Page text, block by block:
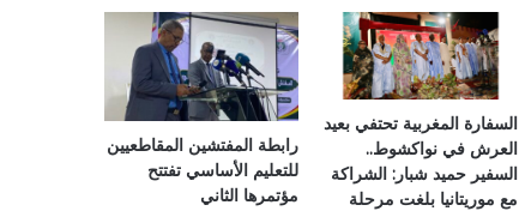
السفارة المغربية تحتفي بعيد
العرش في نواكشوط..
السفير حميد شبار: الشراكة
مع موريتانيا بلغت مرحلة
رابطة المفتشين المقاطعيين
للتعليم الأساسي تفتتح
مؤتمرها الثاني